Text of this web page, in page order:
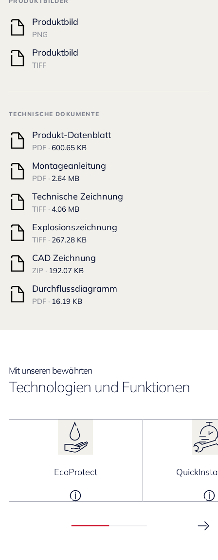
Produktbild
PNG
Produktbild
TIFF
TECHNISCHE DOKUMENTE
Produkt-Datenblatt
PDF · 600.65 KB
Montageanleitung
PDF · 2.64 MB
Technische Zeichnung
TIFF · 4.06 MB
Explosionszeichnung
TIFF · 267.28 KB
CAD Zeichnung
ZIP · 192.07 KB
Durchflussdiagramm
PDF · 16.19 KB
Mit unseren bewährten
Technologien und Funktionen
EcoProtect